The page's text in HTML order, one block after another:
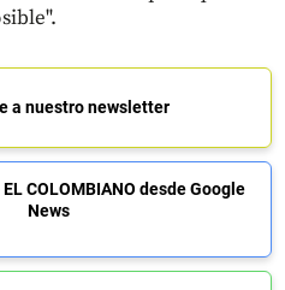
a nuestro newsletter
COLOMBIANO desde Google
News